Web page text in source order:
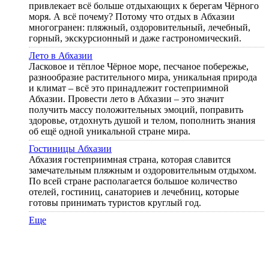
привлекает всё больше отдыхающих к берегам Чёрного
моря. А всё почему? Потому что отдых в Абхазии
многогранен: пляжный, оздоровительный, лечебный,
горный, экскурсионный и даже гастрономический.
Лето в Абхазии
Ласковое и тёплое Чёрное море, песчаное побережье,
разнообразие растительного мира, уникальная природа
и климат – всё это принадлежит гостеприимной
Абхазии. Провести лето в Абхазии – это значит
получить массу положительных эмоций, поправить
здоровье, отдохнуть душой и телом, пополнить знания
об ещё одной уникальной стране мира.
Гостиницы Абхазии
Абхазия гостеприимная страна, которая славится
замечательным пляжным и оздоровительным отдыхом.
По всей стране располагается большое количество
отелей, гостиниц, санаториев и лечебниц, которые
готовы принимать туристов круглый год.
Еще